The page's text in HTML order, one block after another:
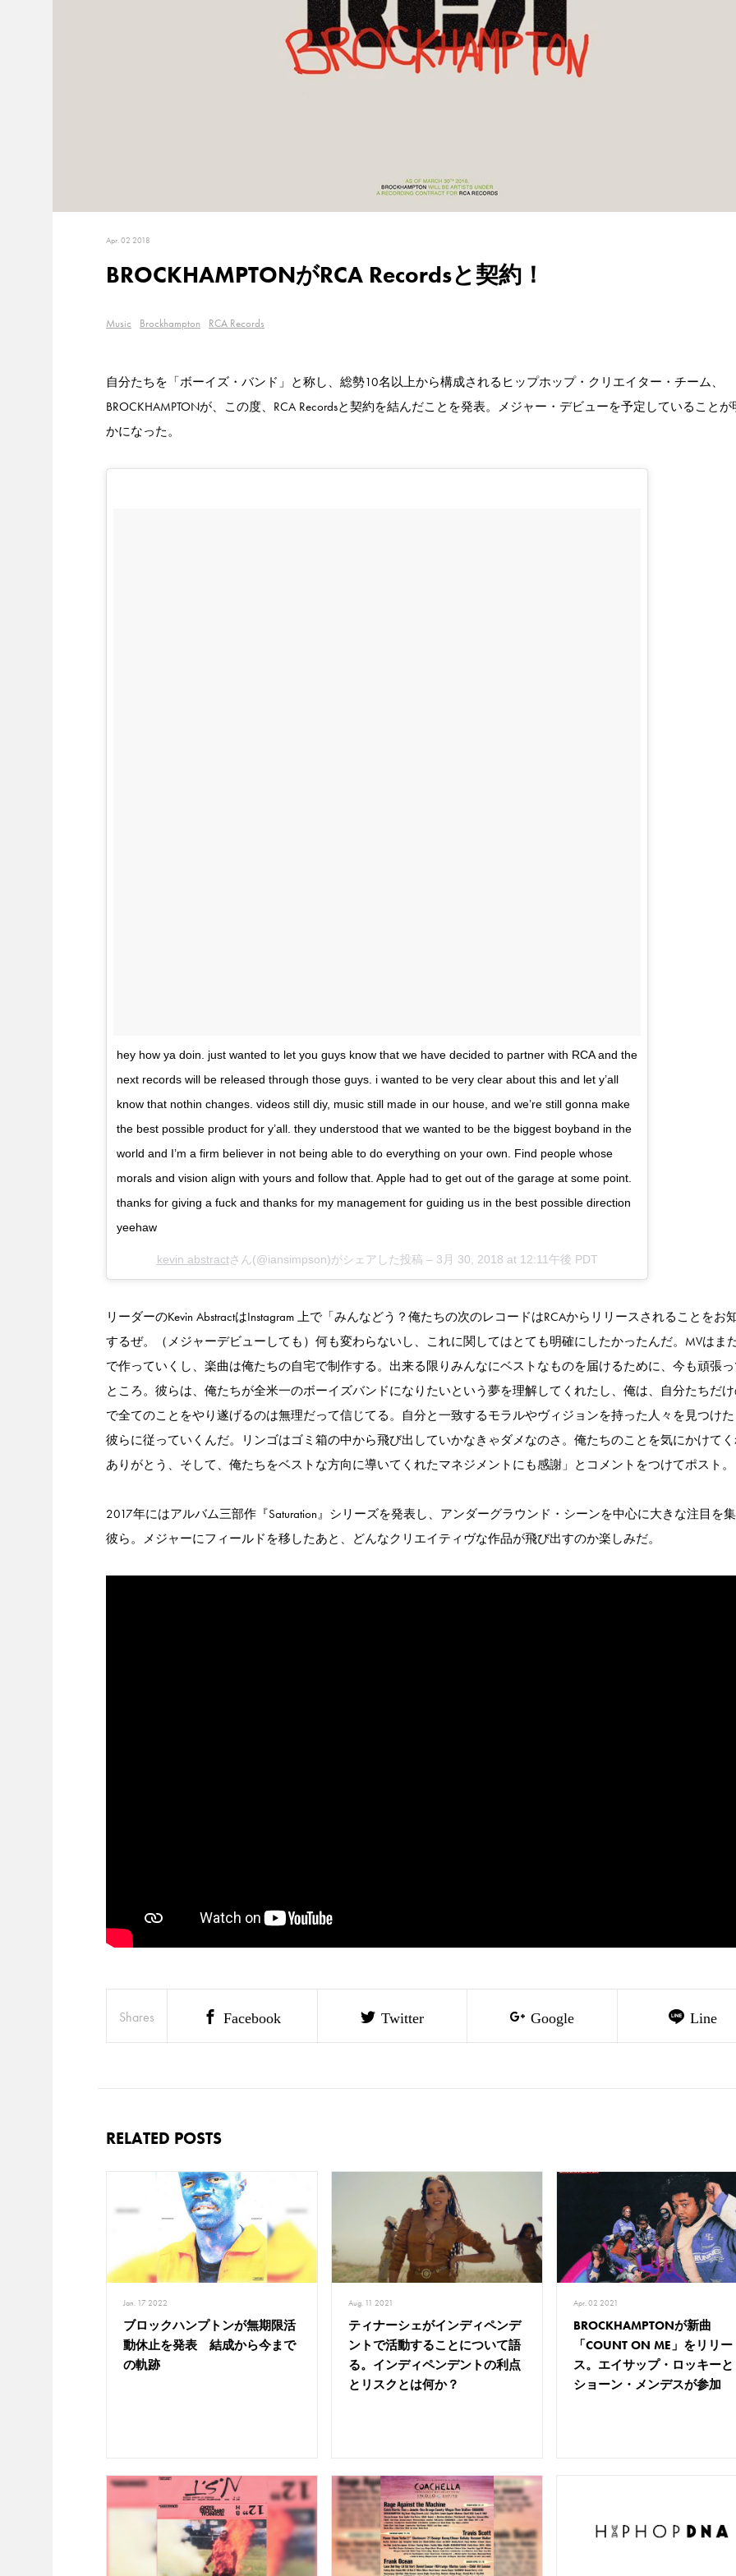
Apr. 02 2018
BROCKHAMPTONがRCA Recordsと契約！
Music Brockhampton RCA Records
自分たちを「ボーイズ・バンド」と称し、総勢10名以上から構成されるヒップホップ・クリエイター・チーム、
BROCKHAMPTONが、この度、RCA Recordsと契約を結んだことを発表。メジャー・デビューを予定していることが
かになった。
hey how ya doin. just wanted to let you guys know that we have decided to partner with RCA and the
next records will be released through those guys. i wanted to be very clear about this and let y’all
know that nothin changes. videos still diy, music still made in our house, and we’re still gonna make
the best possible product for y’all. they understood that we wanted to be the biggest boyband in the
world and I’m a firm believer in not being able to do everything on your own. Find people whose
morals and vision align with yours and follow that. Apple had to get out of the garage at some point.
thanks for giving a fuck and thanks for my management for guiding us in the best possible direction
yeehaw
kevin abstractさん(@iansimpson)がシェアした投稿 – 3月 30, 2018 at 12:11午後 PDT
リーダーのKevin AbstractはInstagram 上で「みんなどう？俺たちの次のレコードはRCAからリリースされることをお
するぜ。（メジャーデビューしても）何も変わらないし、これに関してはとても明確にしたかったんだ。MVはま
で作っていくし、楽曲は俺たちの自宅で制作する。出来る限りみんなにベストなものを届けるために、今も頑張
ところ。彼らは、俺たちが全米一のボーイズバンドになりたいという夢を理解してくれたし、俺は、自分たちだ
で全てのことをやり遂げるのは無理だって信じてる。自分と一致するモラルやヴィジョンを持った人々を見つけ
彼らに従っていくんだ。リンゴはゴミ箱の中から飛び出していかなきゃダメなのさ。俺たちのことを気にかけて
ありがとう、そして、俺たちをベストな方向に導いてくれたマネジメントにも感謝」とコメントをつけてポスト。
2017年にはアルバム三部作『Saturation』シリーズを発表し、アンダーグラウンド・シーンを中心に大きな注目を
彼ら。メジャーにフィールドを移したあと、どんなクリエイティヴな作品が飛び出すのか楽しみだ。
Shares Facebook Twitter Google Line
RELATED POSTS
Jan. 17 2022
ブロックハンプトンが無期限活
動休止を発表 結成から今まで
の軌跡
Aug. 11 2021
ティナーシェがインディペンデ
ントで活動することについて語
る。インディペンデントの利点
とリスクとは何か？
Apr. 02 2021
BROCKHAMPTONが新曲
「COUNT ON ME」をリリー
ス。エイサップ・ロッキーと
ショーン・メンデスが参加